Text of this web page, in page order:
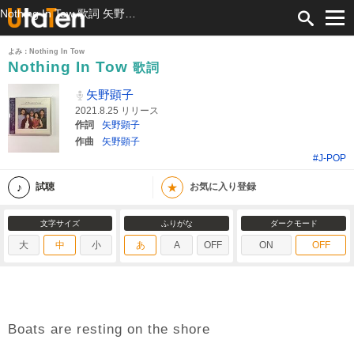
よみ：Nothing In Tow
Nothing In Tow 歌詞
矢野顕子
2021.8.25 リリース
作詞
矢野顕子
作曲
矢野顕子
#J-POP
試聴 ★ お気に入り登録
文字サイズ
大 中 小
ふりがな
あ A OFF
ダークモード
ON OFF
Boats are resting on the shore